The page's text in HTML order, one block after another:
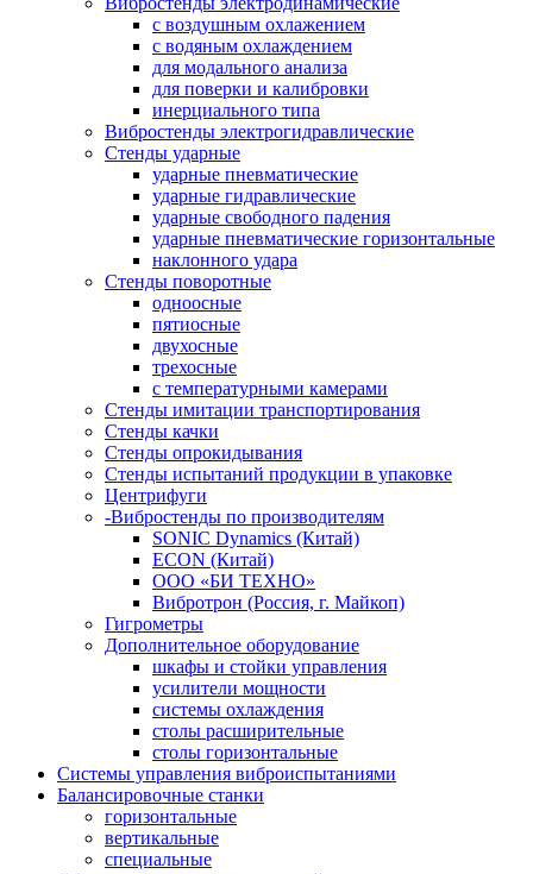
с воздушным охлажением
с водяным охлаждением
для модального анализа
для поверки и калибровки
инерциального типа
Вибростенды электрогидравлические
Стенды ударные
ударные пневматические
ударные гидравлические
ударные свободного падения
ударные пневматические горизонтальные
наклонного удара
Стенды поворотные
одноосные
пятиосные
двухосные
трехосные
с температурными камерами
Стенды имитации транспортирования
Стенды качки
Стенды опрокидывания
Стенды испытаний продукции в упаковке
Центрифуги
-Вибростенды по производителям
SONIC Dynamics (Китай)
ECON (Китай)
ООО «БИ ТЕХНО»
Вибротрон (Россия, г. Майкоп)
Гигрометры
Дополнительное оборудование
шкафы и стойки управления
усилители мощности
системы охлаждения
столы расширительные
столы горизонтальные
Системы управления виброиспытаниями
Балансировочные станки
горизонтальные
вертикальные
специальные